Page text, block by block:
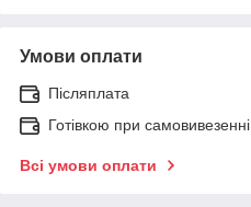
Умови оплати
Післяплата
Готівкою при самовивезенні
Всі умови оплати